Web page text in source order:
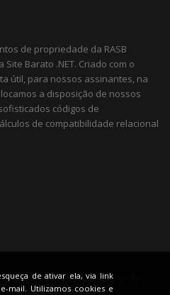
de propriedade da RASB
Barato .NET. Criado com o
útil, para nossos assinantes, na
a disposição de nossos
códigos de
de compatibilidade relacional
2022 I LOVE BHZ - O seu grande
by | Site Barato .NET
de ativar ela, via link
mail. Utilizamos cookies e